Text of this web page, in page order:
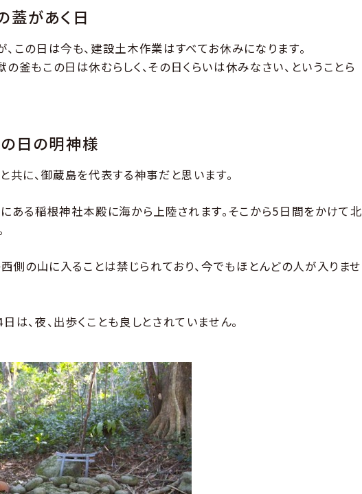
があく日
この日は今も、建設土木作業はすべてお休みになります。
釜もこの日は休むらしく、その日くらいは休みなさい、ということら
日の明神様
共に、御蔵島を代表する神事だと思います。
ある稲根神社本殿に海から上陸されます。そこから5日間をかけて北
側の山に入ることは禁じられており、今でもほとんどの人が入りませ
、夜、出歩くことも良しとされていません。